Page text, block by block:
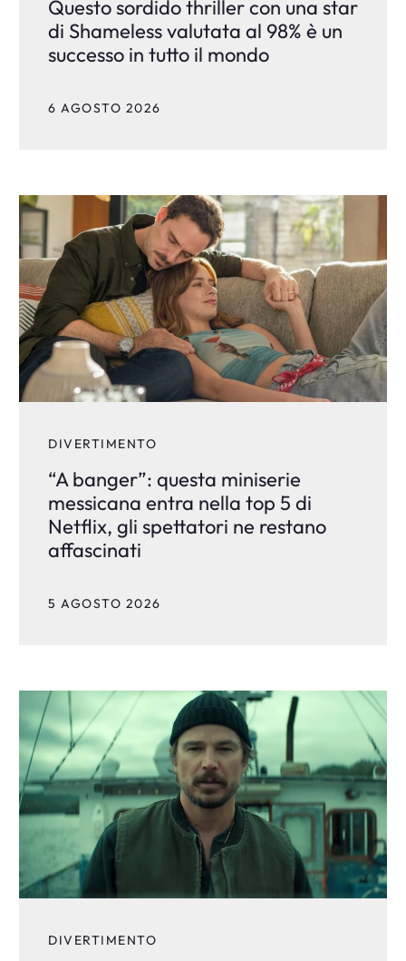
Questo sordido thriller con una star
di Shameless valutata al 98% è un
successo in tutto il mondo
6 AGOSTO 2026
DIVERTIMENTO
“A banger”: questa miniserie
messicana entra nella top 5 di
Netflix, gli spettatori ne restano
affascinati
5 AGOSTO 2026
DIVERTIMENTO